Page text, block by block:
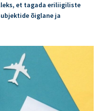
et tagada eriliigiliste
õiglane ja